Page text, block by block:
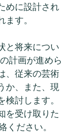
めに設計され
す。
と将来につい
計画が進めら
、従来の芸術
か、また、現
討します。
を受け取りた
ださい。